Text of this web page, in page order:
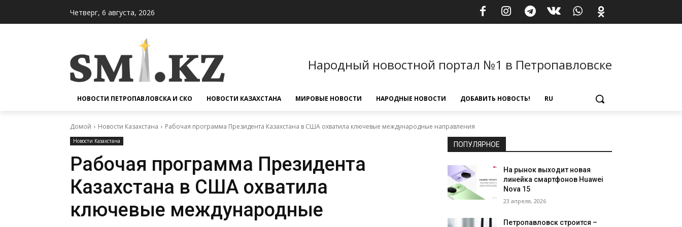
Четверг, 6 августа, 2026
Народный новостной портал №1 в Петропавловске
НОВОСТИ ПЕТРОПАВЛОВСКА И СКО НОВОСТИ КАЗАХСТАНА МИРОВЫЕ НОВОСТИ НАРОДНЫЕ НОВОСТИ ДОБАВИТЬ НОВОСТЬ! RU
Домой Новости Казахстана Рабочая программа Президента Казахстана в США охватила ключевые международные направления
Новости Казахстана
Рабочая программа Президента
Казахстана в США охватила
ключевые международные
ПОПУЛЯРНОЕ
На рынок выходит новая
линейка смартфонов Huawei
Nova 15
23 апреля, 2026
Петропавловск строится –